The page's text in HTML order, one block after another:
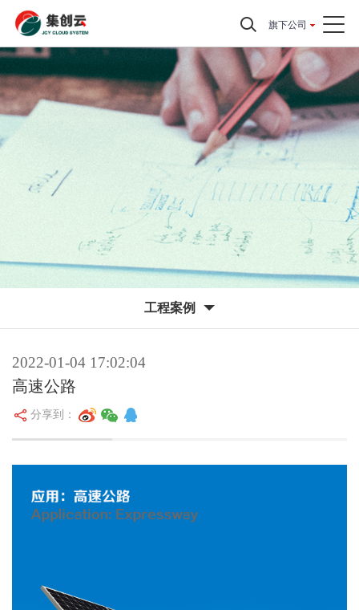
旗下公司
工程案例
2022-01-04 17:02:04
高速公路
分享到：